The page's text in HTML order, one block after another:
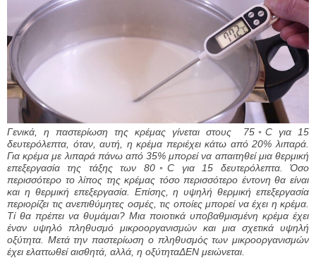
Γενικά, η παστερίωση της κρέμας γίνεται στους 75◦C για 15
δευτερόλεπτα, όταν, αυτή, η κρέμα περιέχει κάτω από 20% λιπαρά.
Για κρέμα με λιπαρά πάνω από 35% μπορεί να απαιτηθεί μια θερμική
επεξεργασία της τάξης των 80◦C για 15 δευτερόλεπτα. Όσο
περισσότερο το λίπος της κρέμας τόσο περισσότερο έντονη θα είναι
και η θερμική επεξεργασία. Επίσης, η υψηλή θερμική επεξεργασία
περιορίζει τις ανεπιθύμητες οσμές, τις οποίες μπορεί να έχει η κρέμα.
Τί θα πρέπει να θυμάμαι? Μια ποιοτικά υποβαθμισμένη κρέμα έχει
έναν υψηλό πληθυσμό μικροοργανισμών και μια σχετικά υψηλή
οξύτητα. Μετά την παστερίωση ο πληθυσμός των μικροοργανισμών
έχει ελαττωθεί αισθητά, αλλά, η οξύτηταΔΕΝ μειώνεται.